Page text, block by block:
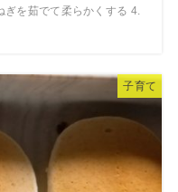
を茹でて柔らかくする 4.
子育て